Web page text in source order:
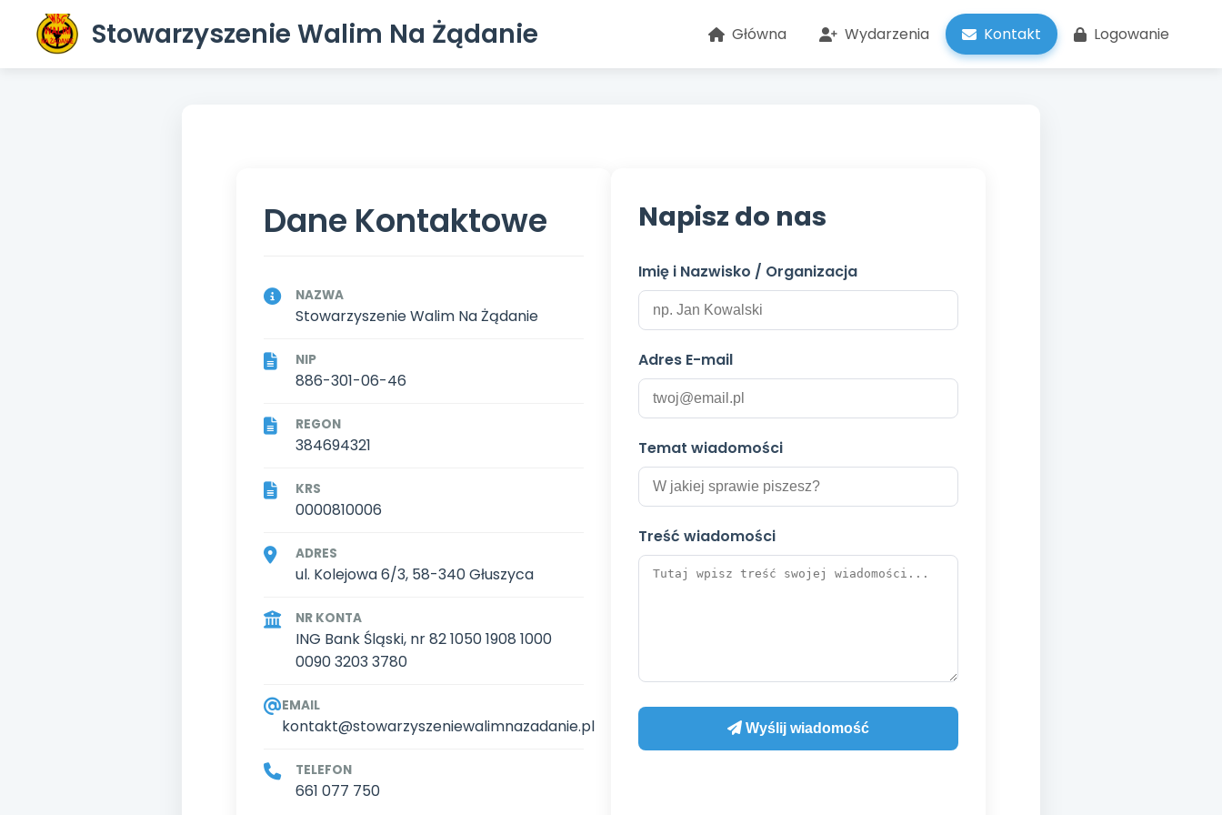
Stowarzyszenie Walim Na Żądanie Główna Wydarzenia Kontakt Logowanie
Dane Kontaktowe
NAZWA
Stowarzyszenie Walim Na Żądanie
NIP
886-301-06-46
REGON
384694321
KRS
0000810006
ADRES
ul. Kolejowa 6/3, 58-340 Głuszyca
NR KONTA
ING Bank Śląski, nr 82 1050 1908 1000
0090 3203 3780
EMAIL
kontakt@stowarzyszeniewalimnazadanie.pl
TELEFON
661 077 750
Napisz do nas
Imię i Nazwisko / Organizacja
Adres E-mail
Temat wiadomości
Treść wiadomości
Wyślij wiadomość